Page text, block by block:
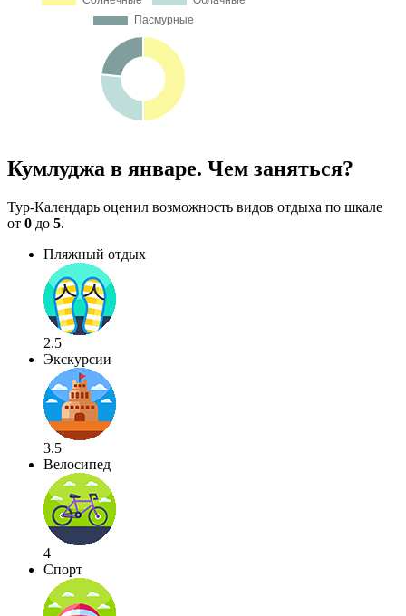
Кумлуджа в январе. Чем заняться?
Тур-Календарь оценил возможность видов отдыха по шкале
от 0 до 5.
Пляжный отдых
2.5
Экскурсии
3.5
Велосипед
4
Спорт